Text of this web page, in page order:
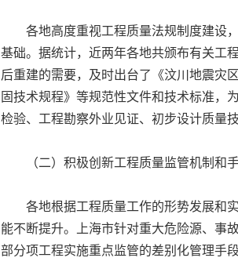
各地高度重视工程质量法规制度建设，
基础。据统计，近两年各地共颁布有关工
后重建的需要，及时出台了《汶川地震灾
固技术规程》等规范性文件和技术标准，
检验、工程勘察外业见证、初步设计质量
（二）积极创新工程质量监管机制和手
各地根据工程质量工作的形势发展和实
能不断提升。上海市针对重大危险源、事
部分项工程实施重点监管的差别化管理手